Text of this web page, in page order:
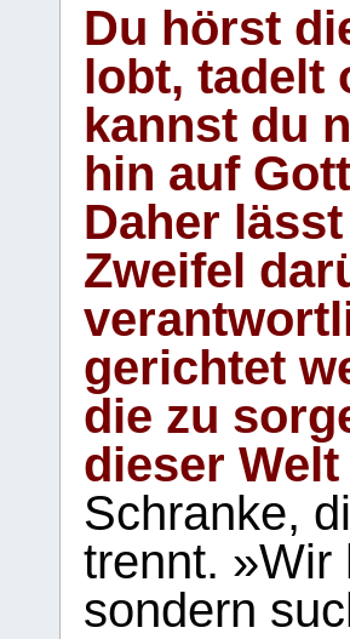
Du hörst
lobt, tadelt
kannst du
hin auf
Daher
Zweifel
gerichtet
die zu
dieser
Schranke,
trennt. »Wir
sondern